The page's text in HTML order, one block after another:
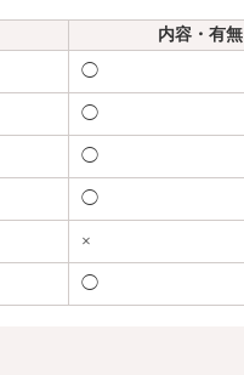
内容・有無
◯
◯
◯
◯
×
◯